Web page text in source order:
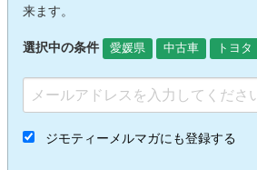
来ます。
選択中の条件 愛媛県 中古車 トヨタ
ジモティーメルマガにも登録する